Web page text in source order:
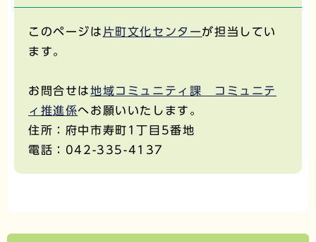
このページは 片町文化センターが担当してい
ます。
お問合せは地域コミュニティ課 コミュニテ
ィ推進係へお願いいたします。
住所：府中市寿町1丁目5番地
電話：042-335-4137